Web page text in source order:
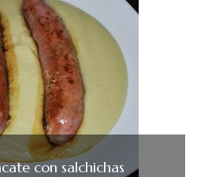
con salchichas